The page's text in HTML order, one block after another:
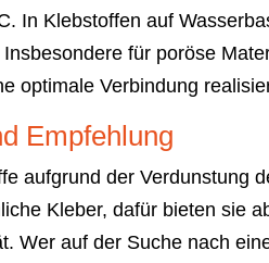
In Klebstoffen auf
für poröse
optimale Verbindung
Empfehlung
aufgrund der Verdunstung
Kleber, dafür bieten sie
Wer auf der Suche nach